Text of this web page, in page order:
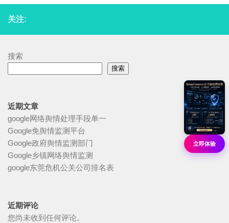
关注:
搜索
搜索
近期文章
google网络舆情处理手段单一
Google免舆情监测平台
Google政府舆情监测部门
Google乡镇网络舆情监测
google东莞危机公关公司排名表
近期评论
您尚未收到任何评论。
立即体验